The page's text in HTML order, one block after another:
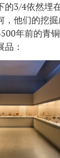
的3/4依然埋
，他们的挖
年前的青
：